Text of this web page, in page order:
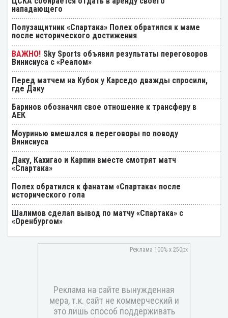
нападающего
Полузащитник «Спартака» Полех обратился к маме
после исторического достижения
Sky Sports объявил результаты переговоров
Винисиуса с «Реалом»
Перед матчем на Кубок у Карседо дважды спросили,
где Даку
Баринов обозначил свое отношение к трансферу в
АЕК
Моуринью вмешался в переговоры по поводу
Винисиуса
Даку, Кахигао и Карпин вместе смотрят матч
«Спартака»
Полех обратился к фанатам «Спартака» после
исторического гола
Шалимов сделал вывод по матчу «Спартака» с
«Оренбургом»